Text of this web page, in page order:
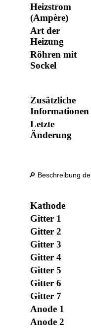
Heizstrom
(Ampère)
Art der
Heizung
Röhren mit
Sockel
Zusätzliche
Informationen
Letzte
Änderung
🔎 Beschreibung
Kathode
Gitter 1
Gitter 2
Gitter 3
Gitter 4
Gitter 5
Gitter 6
Gitter 7
Anode 1
Anode 2